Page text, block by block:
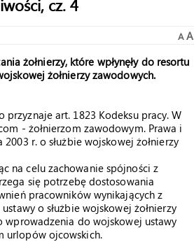
cz. 4
A A
żołnierzy, które wpłynęły do resortu
żołnierzy zawodowych.
art. 1823 Kodeksu pracy. W
- żołnierzom zawodowym. Prawa i
r. o służbie wojskowej żołnierzy
na celu zachowanie spójności z
się potrzebę dostosowania
pracowników wynikających z
o służbie wojskowej żołnierzy
wprowadzenia do wojskowej ustawy
urlopów ojcowskich.